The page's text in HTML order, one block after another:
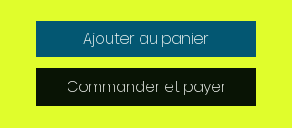
Ajouter au panier
Commander et payer